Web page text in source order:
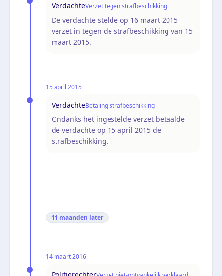
VerdachteVerzet tegen strafbeschikking
De verdachte stelde op 16 maart 2015
verzet in tegen de strafbeschikking van 15
maart 2015.
15 april 2015
VerdachteBetaling strafbeschikking
Ondanks het ingestelde verzet betaalde
de verdachte op 15 april 2015 de
strafbeschikking.
11 maanden later
14 maart 2016
Politierechter